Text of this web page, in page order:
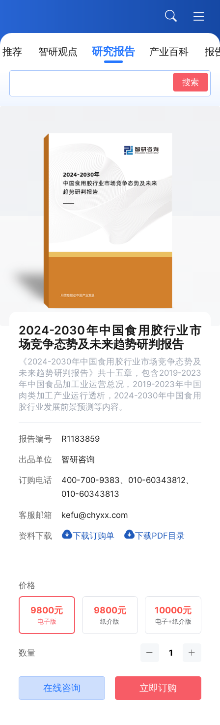
推荐 智研观点 研究报告 产业百科 报
搜索
2024-2030年中国食用胶行业市
场竞争态势及未来趋势研判报告
《2024-2030年中国食用胶行业市场竞争态势及
未来趋势研判报告》共十五章，包含2019-2023
年中国食品加工业运营总况，2019-2023年中国
肉类加工产业运行透析，2024-2030年中国食用
胶行业发展前景预测等内容。
报告编号 R1183859
出品单位 智研咨询
订购电话
400-700-9383、010-60343812、
010-60343813
客服邮箱 kefu@chyxx.com
资料下载 下载订购单 下载PDF目录
价格
9800元
电子版
9800元
纸介版
10000元
电子+纸介版
数量
在线咨询 立即订购